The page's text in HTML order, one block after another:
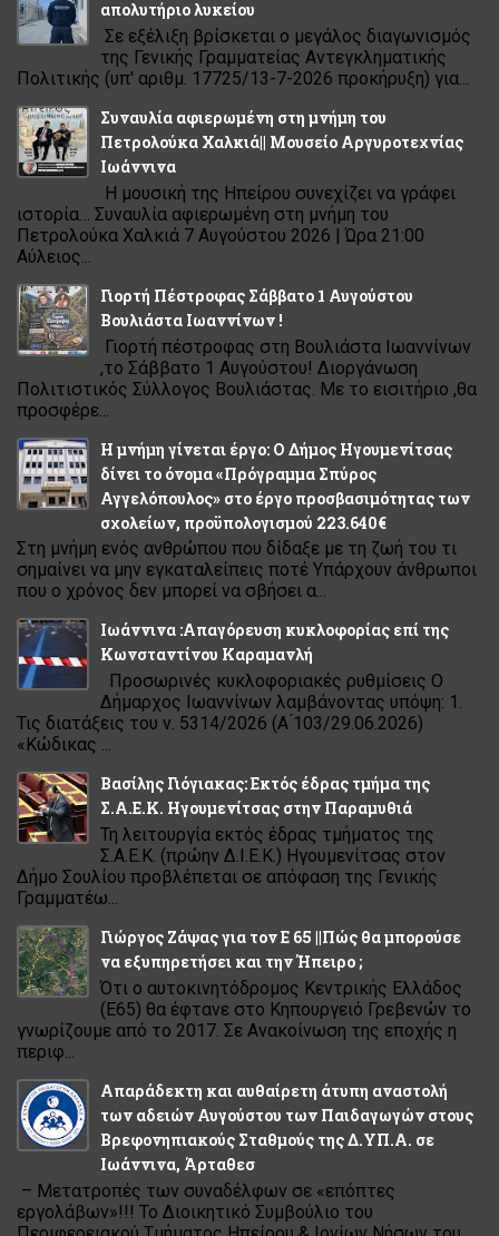
απολυτήριο λυκείου
Σε εξέλιξη βρίσκεται ο μεγάλος διαγωνισμός
της Γενικής Γραμματείας Αντεγκληματικής
Πολιτικής (υπ' αριθμ. 17725/13-7-2026 προκήρυξη) για...
Συναυλία αφιερωμένη στη μνήμη του
Πετρολούκα Χαλκιά|| Μουσείο Αργυροτεχνίας
Ιωάννινα
Η μουσική της Ηπείρου συνεχίζει να γράφει
ιστορία… Συναυλία αφιερωμένη στη μνήμη του
Πετρολούκα Χαλκιά 7 Αυγούστου 2026 | Ώρα 21:00
Αύλειος...
Γιορτή Πέστροφας Σάββατο 1 Αυγούστου
Βουλιάστα Ιωαννίνων !
Γιορτή πέστροφας στη Βουλιάστα Ιωαννίνων
,το Σάββατο 1 Αυγούστου! Διοργάνωση
Πολιτιστικός Σύλλογος Βουλιάστας. Με το εισιτήριο ,θα
προσφέρε...
Η μνήμη γίνεται έργο: Ο Δήμος Ηγουμενίτσας
δίνει το όνομα «Πρόγραμμα Σπύρος
Αγγελόπουλος» στο έργο προσβασιμότητας των
σχολείων, προϋπολογισμού 223.640€
Στη μνήμη ενός ανθρώπου που δίδαξε με τη ζωή του τι
σημαίνει να μην εγκαταλείπεις ποτέ Υπάρχουν άνθρωποι
που ο χρόνος δεν μπορεί να σβήσει α...
Ιωάννινα :Απαγόρευση κυκλοφορίας επί της
Κωνσταντίνου Καραμανλή
Προσωρινές κυκλοφοριακές ρυθμίσεις Ο
Δήμαρχος Ιωαννίνων λαμβάνοντας υπόψη: 1.
Τις διατάξεις του ν. 5314/2026 (Α ́103/29.06.2026)
«Κώδικας ...
Βασίλης Γιόγιακας: Εκτός έδρας τμήμα της
Σ.Α.Ε.Κ. Ηγουμενίτσας στην Παραμυθιά
Τη λειτουργία εκτός έδρας τμήματος της
Σ.Α.Ε.Κ. (πρώην Δ.Ι.Ε.Κ.) Ηγουμενίτσας στον
Δήμο Σουλίου προβλέπεται σε απόφαση της Γενικής
Γραμματέω...
Γιώργος Ζάψας για τον Ε 65 ||Πώς θα μπορούσε
να εξυπηρετήσει και την Ήπειρο ;
Ότι ο αυτοκινητόδρομος Κεντρικής Ελλάδος
(Ε65) θα έφτανε στο Κηπουργειό Γρεβενών το
γνωρίζουμε από το 2017. Σε Ανακοίνωση της εποχής η
περιφ...
Απαράδεκτη και αυθαίρετη άτυπη αναστολή
των αδειών Αυγούστου των Παιδαγωγών στους
Βρεφονηπιακούς Σταθμούς της Δ.ΥΠ.Α. σε
Ιωάννινα, Άρταθεσ
– Μετατροπές των συναδέλφων σε «επόπτες
εργολάβων»!!! Το Διοικητικό Συμβούλιο του